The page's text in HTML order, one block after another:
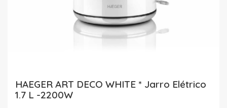
HAEGER ART DECO WHITE * Jarro Elétrico
1.7 L -2200W